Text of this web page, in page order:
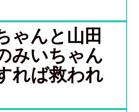
ゃんと山田
みいちゃん
れば救われ